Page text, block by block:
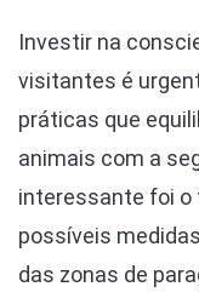
Investir na
visitantes é
práticas que
animais com a
interessante foi o
possíveis
das zonas de